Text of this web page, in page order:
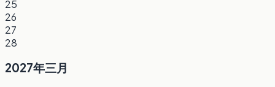
25
26
27
28
2027年三月